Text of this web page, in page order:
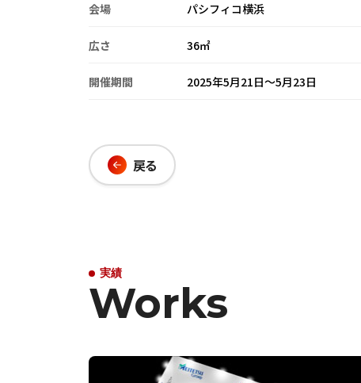
会場 パシフィコ横浜
広さ 36㎡
開催期間 2025年5月21日～5月23日
戻る
実績
Works